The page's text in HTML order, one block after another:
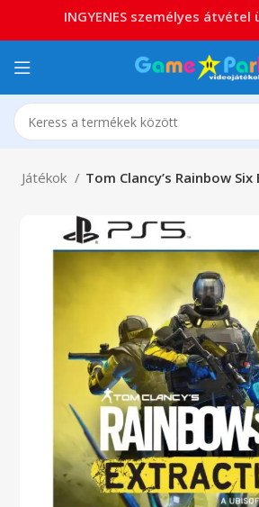
Játékok Tom Clancy’s Rainbow
INGYENES személyes átvétel